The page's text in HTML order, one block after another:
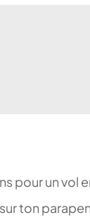
pour un vol
ton